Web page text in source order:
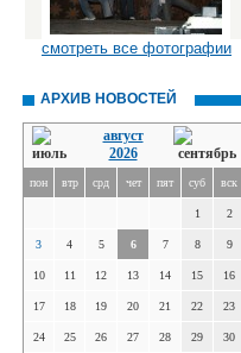
смотреть все фотографии
АРХИВ НОВОСТЕЙ
август
2026
пон втр срд чет пят суб вск
1 2
3 4 5 6 7 8 9
10 11 12 13 14 15 16
17 18 19 20 21 22 23
24 25 26 27 28 29 30